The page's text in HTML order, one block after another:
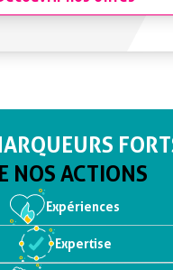
NOS ACTIONS
Expériences
Expertise